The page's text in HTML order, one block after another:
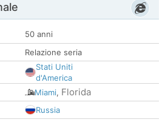
50 anni
Relazione seria
Stati Uniti
d'America
Miami, Florida
Russia